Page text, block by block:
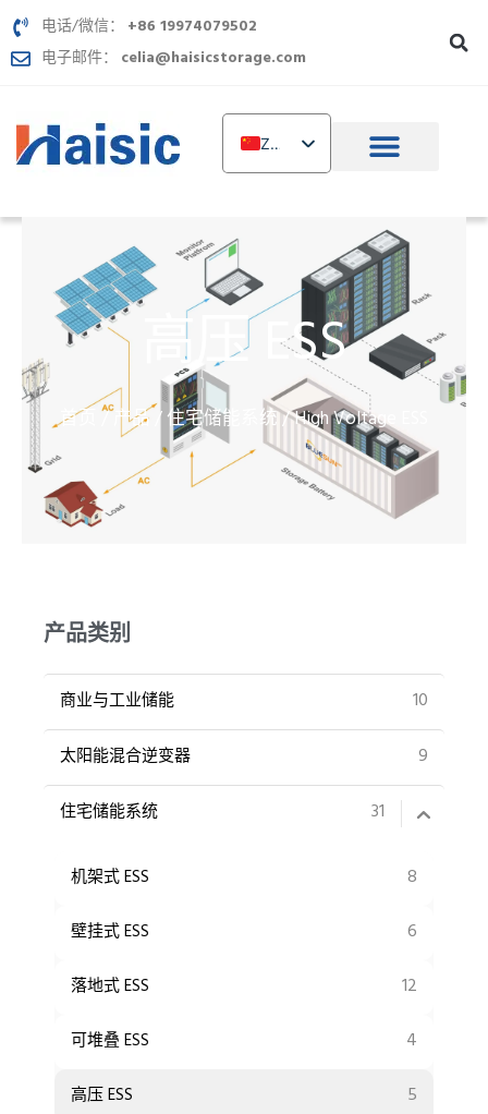
跳
至
内
电话/微信： +86 19974079502
电子邮件： celia@haisicstorage.com
ZH
EN
IT
AR
PL
NL
高压 ESS
首页 /产品 /住宅储能系统/ High Voltage ESS
产品类别
商业与工业储能 10
太阳能混合逆变器 9
住宅储能系统 31
机架式 ESS 8
壁挂式 ESS 6
落地式 ESS 12
可堆叠 ESS 4
高压 ESS 5